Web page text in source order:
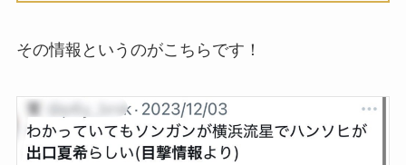
その情報というのがこちらです！